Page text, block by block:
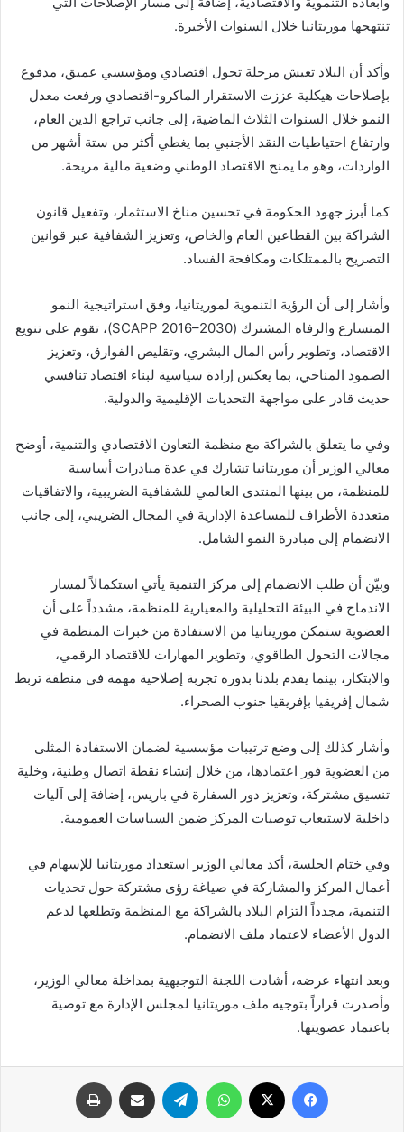
تنتهجها موريتانيا خلال السنوات الأخيرة.
وأكد أن البلاد تعيش مرحلة تحول اقتصادي ومؤسسي عميق، مدفوع
بإصلاحات هيكلية عززت الاستقرار الماكرو-اقتصادي ورفعت معدل
النمو خلال السنوات الثلاث الماضية، إلى جانب تراجع الدين العام،
وارتفاع احتياطيات النقد الأجنبي بما يغطي أكثر من ستة أشهر من
الواردات، وهو ما يمنح الاقتصاد الوطني وضعية مالية مريحة.
كما أبرز جهود الحكومة في تحسين مناخ الاستثمار، وتفعيل قانون
الشراكة بين القطاعين العام والخاص، وتعزيز الشفافية عبر قوانين
التصريح بالممتلكات ومكافحة الفساد.
وأشار إلى أن الرؤية التنموية لموريتانيا، وفق استراتيجية النمو
المتسارع والرفاه المشترك (SCAPP 2016–2030)، تقوم على تنويع
الاقتصاد، وتطوير رأس المال البشري، وتقليص الفوارق، وتعزيز
الصمود المناخي، بما يعكس إرادة سياسية لبناء اقتصاد تنافسي
حديث قادر على مواجهة التحديات الإقليمية والدولية.
وفي ما يتعلق بالشراكة مع منظمة التعاون الاقتصادي والتنمية، أوضح
معالي الوزير أن موريتانيا تشارك في عدة مبادرات أساسية
للمنظمة، من بينها المنتدى العالمي للشفافية الضريبية، والاتفاقيات
متعددة الأطراف للمساعدة الإدارية في المجال الضريبي، إلى جانب
الانضمام إلى مبادرة النمو الشامل.
وبيّن أن طلب الانضمام إلى مركز التنمية يأتي استكمالاً لمسار
الاندماج في البيئة التحليلية والمعيارية للمنظمة، مشدداً على أن
العضوية ستمكن موريتانيا من الاستفادة من خبرات المنظمة في
مجالات التحول الطاقوي، وتطوير المهارات للاقتصاد الرقمي،
والابتكار، بينما يقدم بلدنا بدوره تجربة إصلاحية مهمة في منطقة تربط
شمال إفريقيا بإفريقيا جنوب الصحراء.
وأشار كذلك إلى وضع ترتيبات مؤسسية لضمان الاستفادة المثلى
من العضوية فور اعتمادها، من خلال إنشاء نقطة اتصال وطنية، وخلية
تنسيق مشتركة، وتعزيز دور السفارة في باريس، إضافة إلى آليات
داخلية لاستيعاب توصيات المركز ضمن السياسات العمومية.
وفي ختام الجلسة، أكد معالي الوزير استعداد موريتانيا للإسهام في
أعمال المركز والمشاركة في صياغة رؤى مشتركة حول تحديات
التنمية، مجدداً التزام البلاد بالشراكة مع المنظمة وتطلعها لدعم
الدول الأعضاء لاعتماد ملف الانضمام.
وبعد انتهاء عرضه، أشادت اللجنة التوجيهية بمداخلة معالي الوزير،
وأصدرت قراراً بتوجيه ملف موريتانيا لمجلس الإدارة مع توصية
باعتماد عضويتها.
فيسبوك واتساب تيلقرام مشاركة عبر البريد